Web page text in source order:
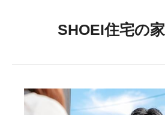
SHOEI住宅の